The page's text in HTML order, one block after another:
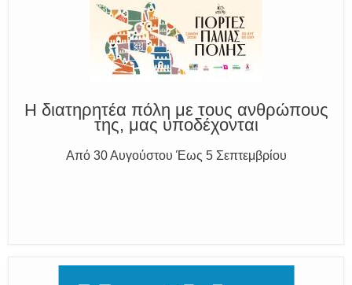
Η διατηρητέα πόλη με τους ανθρώπους
της, μας υποδέχονται